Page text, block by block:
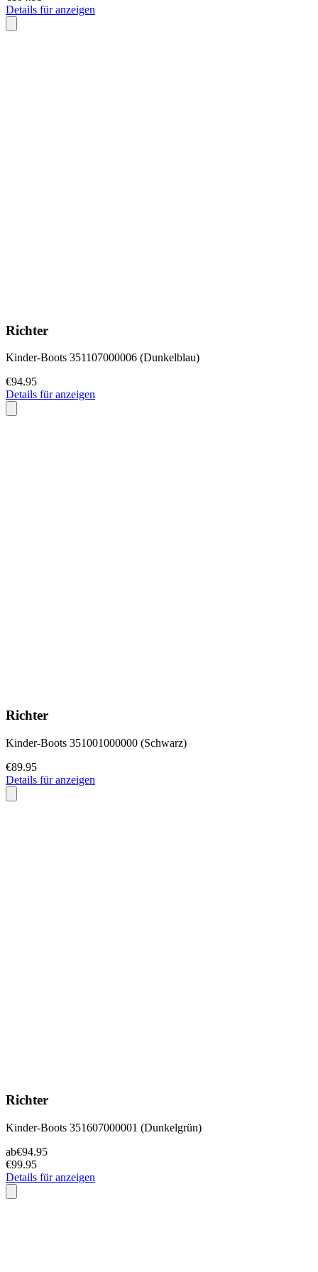
Details für anzeigen
Richter
Kinder-Boots 351107000006 (Dunkelblau)
€94.95
Details für anzeigen
Richter
Kinder-Boots 351001000000 (Schwarz)
€89.95
Details für anzeigen
Richter
Kinder-Boots 351607000001 (Dunkelgrün)
ab€94.95
€99.95
Details für anzeigen